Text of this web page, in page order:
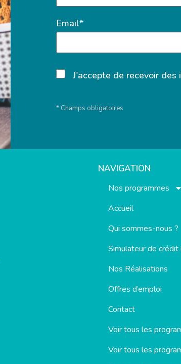
Email*
J'accepte de recevoir
* Champs obligatoires
NAVIGATION
Nos programmes
Accueil
Qui sommes-nous ?
Simulateur de crédit
Nos Réalisations
Offres d’emploi
Contact
Voir tous les
Voir tous les